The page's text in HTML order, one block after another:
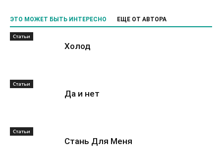
ЭТО МОЖЕТ БЫТЬ ИНТЕРЕСНО ЕЩЕ ОТ АВТОРА
Статьи
Холод
Статьи
Да и нет
Статьи
Стань Для Меня